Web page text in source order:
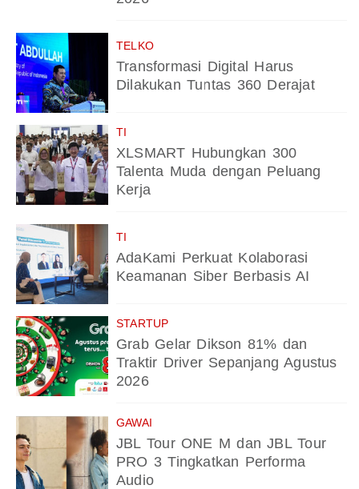
TELKO
Transformasi Digital Harus
Dilakukan Tuntas 360 Derajat
TI
XLSMART Hubungkan 300
Talenta Muda dengan Peluang
Kerja
TI
AdaKami Perkuat Kolaborasi
Keamanan Siber Berbasis AI
STARTUP
Grab Gelar Dikson 81% dan
Traktir Driver Sepanjang Agustus
2026
GAWAI
JBL Tour ONE M dan JBL Tour
PRO 3 Tingkatkan Performa
Audio